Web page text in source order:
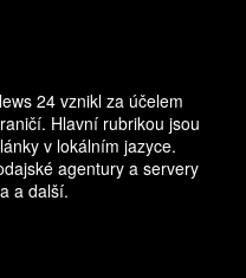
24 vznikl za účelem
Hlavní rubrikou jsou
v lokálním jazyce.
agentury a servery
a další.